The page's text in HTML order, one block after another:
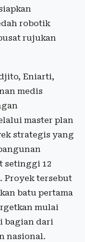
robotik
rujukan
Eniarti,
medis
master plan
strategis yang
setinggi 12
Proyek tersebut
batu pertama
mulai
bagian dari
nasional.